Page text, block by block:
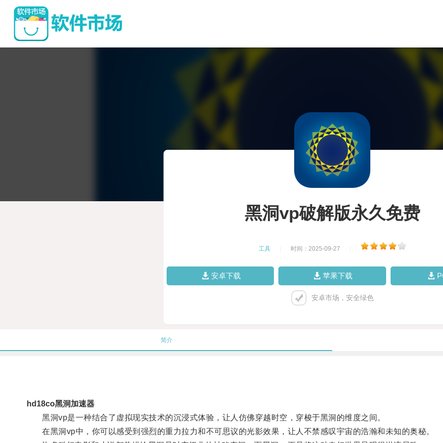
黑洞vp破解版永久免费
工具 时间：2025-09-27
安卓下载 苹果下载
安卓市场，安全绿色
简介
hd18co黑洞加速器
黑洞vp是一种结合了虚拟现实技术的沉浸式体验，让人仿佛穿越时空，穿梭于黑洞的维度之间。
在黑洞vp中，你可以感受到强烈的重力拉力和不可思议的光影效果，让人不禁感叹宇宙的浩瀚和未知的奥秘。